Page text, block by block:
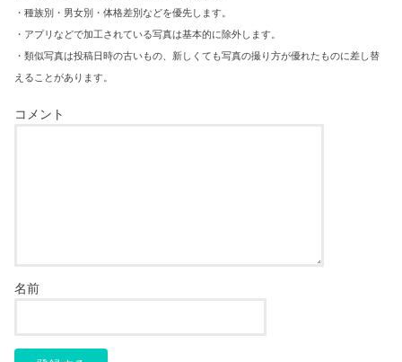
・種族別・男女別・体格差別などを優先します。
・アプリなどで加工されている写真は基本的に除外します。
・類似写真は投稿日時の古いもの、新しくても写真の撮り方が優れたものに差し替
えることがあります。
コメント
名前